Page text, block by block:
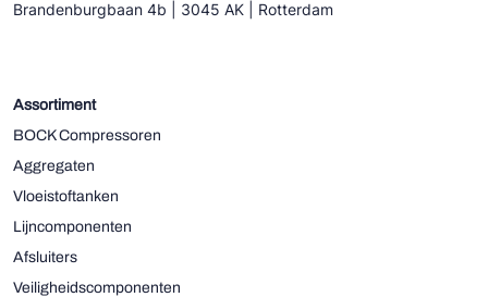
Brandenburgbaan 4b | 3045 AK | Rotterdam
Assortiment
BOCK Compressoren
Aggregaten
Vloeistoftanken
Lijncomponenten
Afsluiters
Veiligheidscomponenten